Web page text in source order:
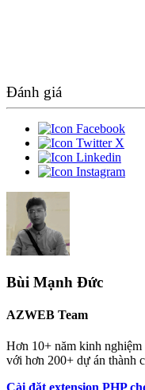
Đánh giá
Bùi Mạnh Đức
AZWEB Team
Hơn 10+ năm kinh
với hơn 200+ dự án thành
Cài đặt extension PHP